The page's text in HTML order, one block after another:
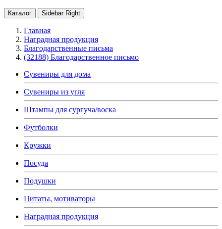
Каталог Sidebar Right
Главная
Наградная продукция
Благодарственные письма
(32188) Благодарственное письмо
Сувениры для дома
Сувениры из угля
Штампы для сургуча/воска
Футболки
Кружки
Посуда
Подушки
Цитаты, мотиваторы
Наградная продукция